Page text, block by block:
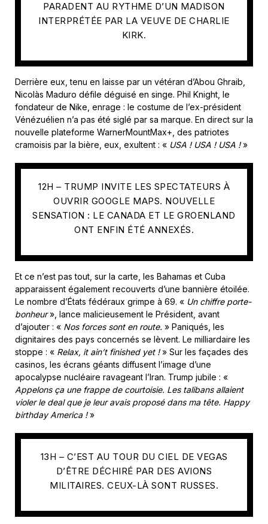
PARADENT AU RYTHME D’UN MADISON
INTERPRÉTÉE PAR LA VEUVE DE CHARLIE
KIRK.
Derrière eux, tenu en laisse par un vétéran d’Abou Ghraib,
Nicolàs Maduro défile déguisé en singe. Phil Knight, le
fondateur de Nike, enrage : le costume de l’ex-président
Vénézuélien n’a pas été siglé par sa marque. En direct sur la
nouvelle plateforme WarnerMountMax+, des patriotes
cramoisis par la bière, eux, exultent : « USA ! USA ! USA !»
12H – TRUMP INVITE LES SPECTATEURS À
OUVRIR GOOGLE MAPS. NOUVELLE
SENSATION : LE CANADA ET LE GROENLAND
ONT ENFIN ÉTÉ ANNEXÉS.
Et ce n’est pas tout, sur la carte, les Bahamas et Cuba
apparaissent également recouverts d’une bannière étoilée.
Le nombre d’États fédéraux grimpe à 69. « Un chiffre porte-
bonheur», lance malicieusement le Président, avant
d’ajouter : « Nos forces sont en route. » Paniqués, les
dignitaires des pays concernés se lèvent. Le milliardaire les
stoppe : « Relax, it ain’t finished yet !» Sur les façades des
casinos, les écrans géants diffusent l’image d’une
apocalypse nucléaire ravageant l’Iran. Trump jubile : «
Appelons ça une frappe de courtoisie. Les talibans allaient
violer le deal que je leur avais proposé dans ma tête. Happy
birthday America !»
13H – C’EST AU TOUR DU CIEL DE VEGAS
D’ÊTRE DÉCHIRÉ PAR DES AVIONS
MILITAIRES. CEUX-LÀ SONT RUSSES.